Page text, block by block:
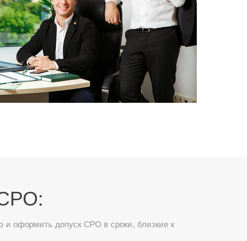
оформить допуск СРО в сроки, близкие к